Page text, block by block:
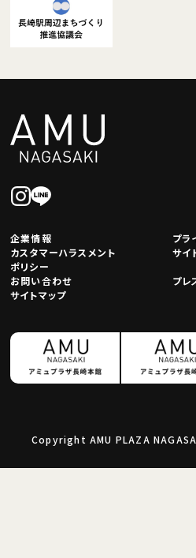
企業情報
プラ
カスタマーハラスメント
ポリシー
サイ
お問い合わせ
プレ
サイトマップ
Copyright AMU PLAZA